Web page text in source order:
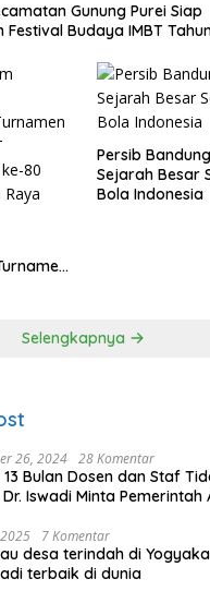
Gunung Purei Siap
Festival Budaya IMBT
Persib
Sejarah Besar
Bola Indonesia
Selengkapnya
26, 2024 28 Komentar
13 Bulan Dosen dan Staf
Iswadi Minta Pemerintah
7 Komentar
desa terindah di
terbaik di dunia